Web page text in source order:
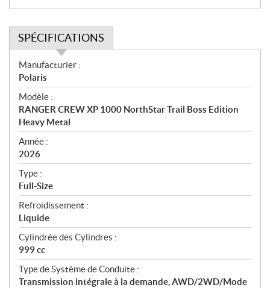
SPÉCIFICATIONS
S
p
é
c
i
f
i
c
a
t
i
o
n
s
Manufacturier :
Polaris
Modèle :
RANGER CREW XP 1000 NorthStar Trail Boss Edition
Heavy Metal
Année :
2026
Type :
Full-Size
Refroidissement :
Liquide
Cylindrée des Cylindres :
999 cc
Type de Système de Conduite :
Transmission intégrale à la demande, AWD/2WD/Mode